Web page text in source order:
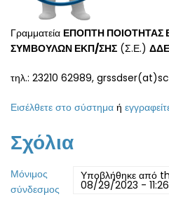
Γραμματεία ΕΠΟΠΤΗ ΠΟΙΟΤΗΤΑΣ
ΣΥΜΒΟΥΛΩΝ ΕΚΠ/ΣΗΣ (Σ.Ε.)
τηλ.: 23210 62989,
Εισέλθετε στο σύστημα ή
Σχόλια
Μόνιμος
σύνδεσμος
Υποβλήθηκε από
08/29/2023 - 11:26